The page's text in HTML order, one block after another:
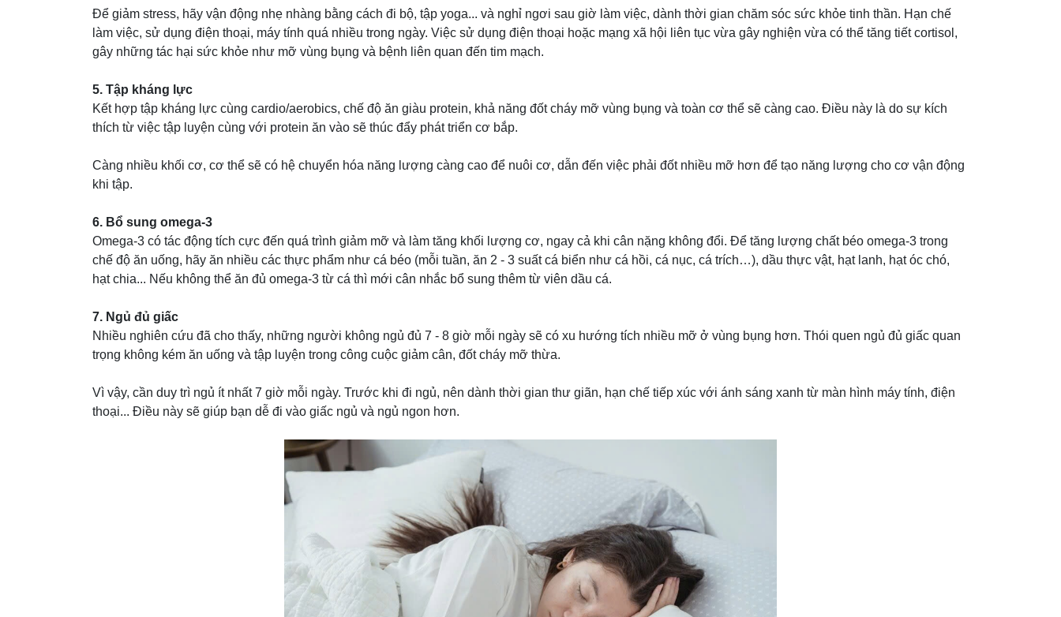
Để giảm stress, hãy vận động nhẹ nhàng bằng cách đi bộ, tập yoga... và nghỉ ngơi sau giờ làm việc, dành thời gian chăm sóc sức khỏe tinh thần. Hạn chế
làm việc, sử dụng điện thoại, máy tính quá nhiều trong ngày. Việc sử dụng điện thoại hoặc mạng xã hội liên tục vừa gây nghiện vừa có thể tăng tiết cortisol,
gây những tác hại sức khỏe như mỡ vùng bụng và bệnh liên quan đến tim mạch.
5. Tập kháng lực
Kết hợp tập kháng lực cùng cardio/aerobics, chế độ ăn giàu protein, khả năng đốt cháy mỡ vùng bụng và toàn cơ thể sẽ càng cao. Điều này là do sự kích
thích từ việc tập luyện cùng với protein ăn vào sẽ thúc đẩy phát triển cơ bắp.
Càng nhiều khối cơ, cơ thể sẽ có hệ chuyển hóa năng lượng càng cao để nuôi cơ, dẫn đến việc phải đốt nhiều mỡ hơn để tạo năng lượng cho cơ vận động
khi tập.
6. Bổ sung omega-3
Omega-3 có tác động tích cực đến quá trình giảm mỡ và làm tăng khối lượng cơ, ngay cả khi cân nặng không đổi. Để tăng lượng chất béo omega-3 trong
chế độ ăn uống, hãy ăn nhiều các thực phẩm như cá béo (mỗi tuần, ăn 2 - 3 suất cá biển như cá hồi, cá nục, cá trích…), dầu thực vật, hạt lanh, hạt óc chó,
hạt chia... Nếu không thể ăn đủ omega-3 từ cá thì mới cân nhắc bổ sung thêm từ viên dầu cá.
7. Ngủ đủ giấc
Nhiều nghiên cứu đã cho thấy, những người không ngủ đủ 7 - 8 giờ mỗi ngày sẽ có xu hướng tích nhiều mỡ ở vùng bụng hơn. Thói quen ngủ đủ giấc quan
trọng không kém ăn uống và tập luyện trong công cuộc giảm cân, đốt cháy mỡ thừa.
Vì vậy, cần duy trì ngủ ít nhất 7 giờ mỗi ngày. Trước khi đi ngủ, nên dành thời gian thư giãn, hạn chế tiếp xúc với ánh sáng xanh từ màn hình máy tính, điện
thoại... Điều này sẽ giúp bạn dễ đi vào giấc ngủ và ngủ ngon hơn.